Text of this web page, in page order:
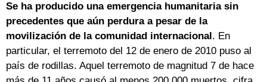
Se ha producido una emergencia humanitaria sin
precedentes que aún perdura a pesar de la
movilización de la comunidad internacional. En
particular, el terremoto del 12 de enero de 2010 puso al
país de rodillas. Aquel terremoto de magnitud 7 de hace